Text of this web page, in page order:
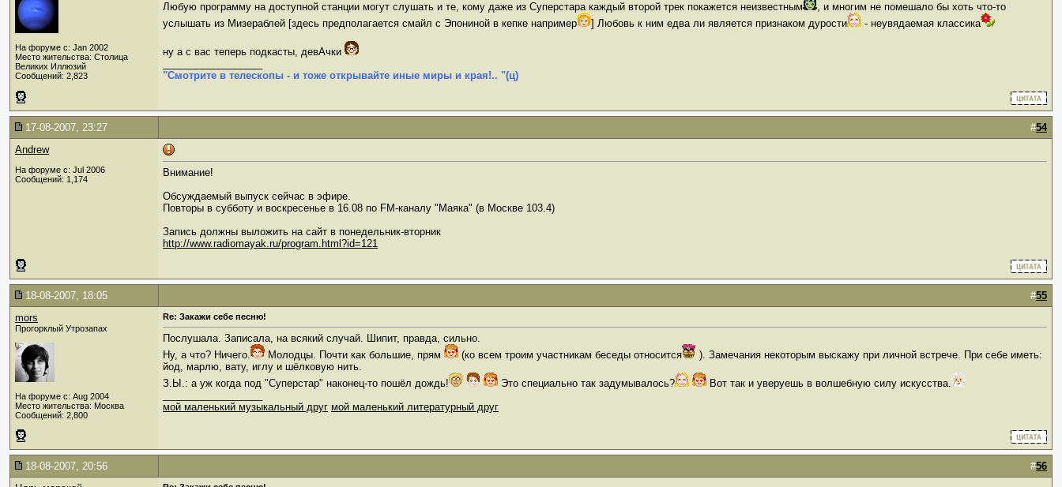
На форуме с: Jan 2002
Место жительства: Столица
Великих Иллюзий
Сообщений: 2,823
Любую программу на доступной станции могут слушать и те, кому даже из Суперстара каждый второй трек покажется неизвестным
, и многим не помешало бы хоть что-то
услышать из Мизераблей [здесь предполагается смайл с Эпониной в кепке например
] Любовь к ним едва ли является признаком дурости - неувядаемая классика
ну а с вас теперь подкасты, девАчки
"Смотрите в телескопы - и тоже открывайте иные миры и края!.. "(ц)
17-08-2007, 23:27 #54
Andrew
На форуме с: Jul 2006
Сообщений: 1,174
Внимание!
Обсуждаемый выпуск сейчас в эфире.
Повторы в субботу и воскресенье в 16.08 по FM-каналу "Маяка" (в Москве 103.4)
Запись должны выложить на сайт в понедельник-вторник
http://www.radiomayak.ru/program.html?id=121
18-08-2007, 18:05 #55
mors
Прогорклый Утрозапах
На форуме с: Aug 2004
Место жительства: Москва
Сообщений: 2,800
Re: Закажи себе песню!
Послушала. Записала, на всякий случай. Шипит, правда, сильно.
Ну, а что? Ничего.
Молодцы. Почти как большие, прям (ко всем троим участникам беседы относится
). Замечания некоторым выскажу при личной встрече. При себе иметь:
йод, марлю, вату, иглу и шёлковую нить.
З.Ы.: а уж когда под "Суперстар" наконец-то пошёл дождь!
Это специально так задумывалось?
Вот так и уверуешь в волшебную силу искусства.
мой маленький музыкальный друг мой маленький литературный друг
18-08-2007, 20:56 #56